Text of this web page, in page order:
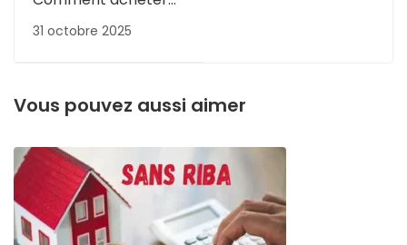
? Devenir
à intérêt !
31 octobre 2025
Vous pouvez aussi aimer